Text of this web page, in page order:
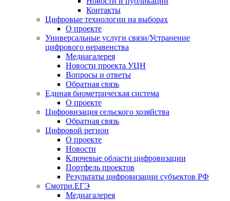
Контакты
Цифровые технологии на выборах
О проекте
Универсальные услуги связи/Устранение
цифрового неравенства
Медиагалерея
Новости проекта УЦН
Вопросы и ответы
Обратная связь
Единая биометрическая система
О проекте
Цифровизация сельского хозяйства
Обратная связь
Цифровой регион
О проекте
Новости
Ключевые области цифровизации
Портфель проектов
Результаты цифровизации субъектов РФ
Смотри.ЕГЭ
Медиагалерея